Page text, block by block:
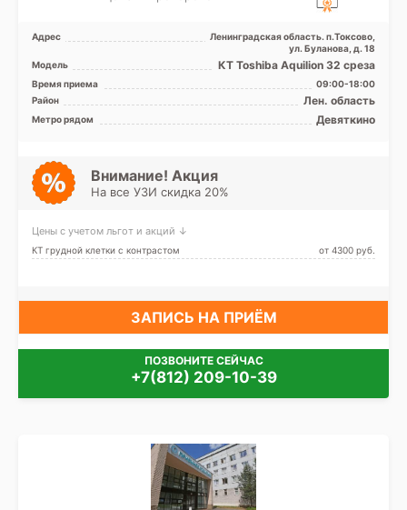
Адрес
Ленинградская область. п.Токсово,
ул. Буланова, д. 18
Модель
КТ Toshiba Aquilion 32 среза
Время приема
09:00-18:00
Район
Лен. область
Метро рядом Девяткино
Внимание! Акция
На все УЗИ скидка 20%
Цены с учетом льгот и акций ↓
КТ грудной клетки с контрастом от 4300 pуб.
ЗАПИСЬ НА ПРИЁМ
ПОЗВОНИТЕ СЕЙЧАС
+7(812) 209-10-39